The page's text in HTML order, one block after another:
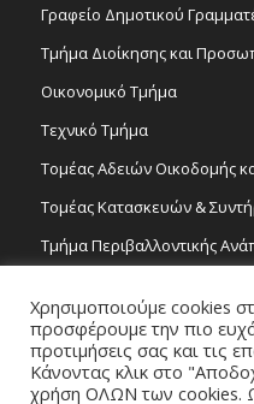
Γραφείο Δημοτικού
Τμήμα Διοίκησης και
Οικονομικό Τμήμα
Τεχνικό Τμήμα
Τομέας Αδειών Οικοδομής
Τομέας Κατασκευών &
Τμήμα Περιβαλλοντικής
Τομέας Γραμμάτων και
Τροχονομία
Χρησιμοποιούμε cookies
προσφέρουμε την πιο
προτιμήσεις σας και τις
Κάνοντας κλικ στο
χρήση ΟΛΩΝ των cookies.